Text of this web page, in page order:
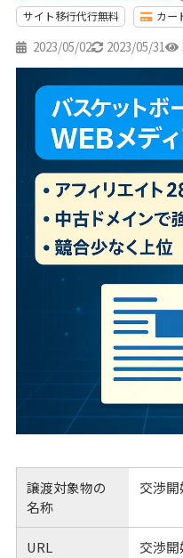
サイト移行代行無料
カー
2023/05/02 2023/05/31
譲渡対象物の
名称
交渉
URL 交渉